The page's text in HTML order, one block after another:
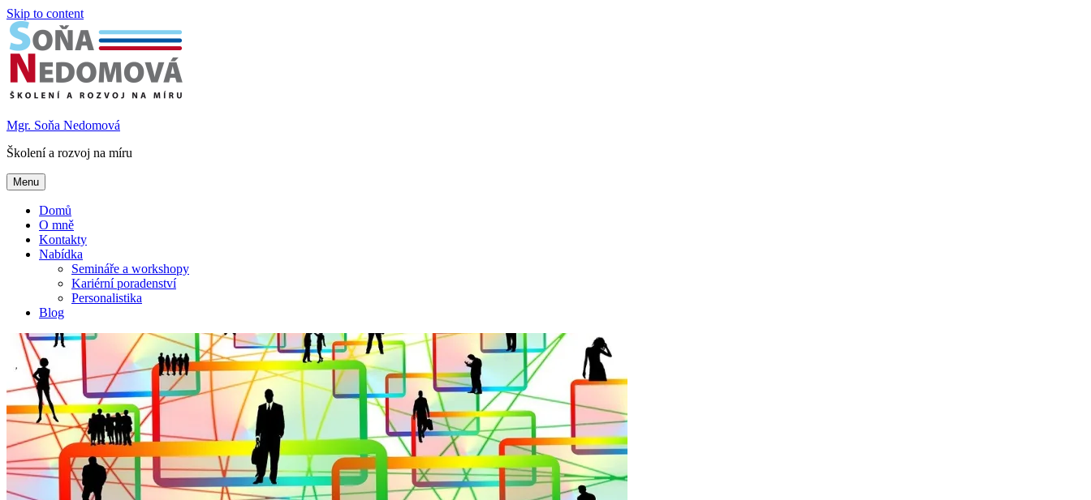
Skip to content
Mgr. Soňa Nedomová
Školení a rozvoj na míru
Menu
Domů
O mně
Kontakty
Nabídka
Semináře a workshopy
Kariérní poradenství
Personalistika
Blog